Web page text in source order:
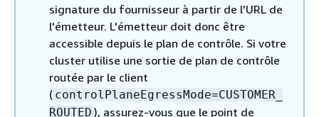
signature du fournisseur à partir de l'URL de
l'émetteur. L'émetteur doit donc être
accessible depuis le plan de contrôle. Si votre
cluster utilise une sortie de plan de contrôle
routée par le client
( controlPlaneEgressMode=CUSTOMER_
ROUTED ), assurez-vous que le point de